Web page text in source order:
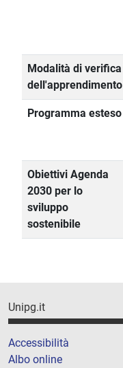
Modalità di verifica
dell'apprendimento
Programma esteso
Obiettivi Agenda
2030 per lo
sviluppo
sostenibile
Unipg.it
Accessibilità
Albo online